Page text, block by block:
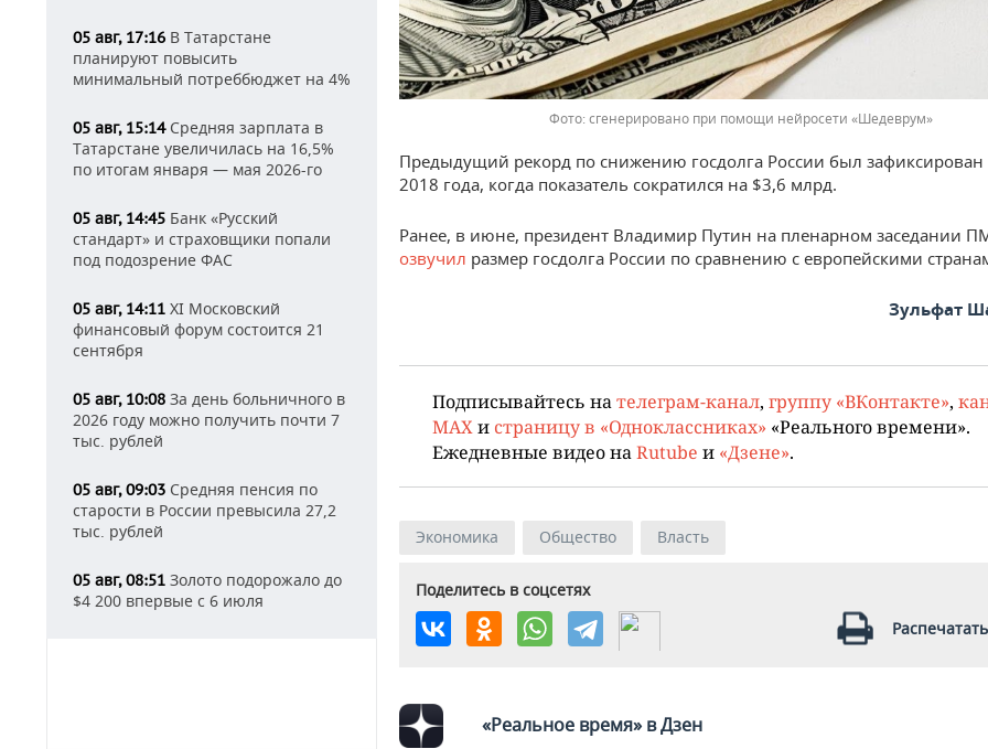
05 авг, 17:16 В Татарстане
планируют повысить
минимальный потреббюджет на 4%
05 авг, 15:14Средняя зарплата в
Татарстане увеличилась на 16,5%
по итогам января — мая 2026-го
05 авг, 14:45 Банк «Русский
стандарт» и страховщики попали
под подозрение ФАС
05 авг, 14:11 XI Московский
финансовый форум состоится 21
сентября
05 авг, 10:08 За день больничного в
2026 году можно получить почти 7
тыс. рублей
05 авг, 09:03 Средняя пенсия по
старости в России превысила 27,2
тыс. рублей
05 авг, 08:51 Золото подорожало до
$4 200 впервые с 6 июля
сгенерировано при помощи нейросети «Шедеврум»
Предыдущий рекорд по снижению госдолга России был
2018 года, когда показатель сократился на $3,6 млрд.
Ранее, в июне, президент Владимир Путин на пленарном заседании
озвучил размер госдолга России по сравнению с европейскими
Зульфат
Подписывайтесь на телеграм-канал, группу «ВКонтакте»,
MAX и страницу в «Одноклассниках» «Реального времени».
Ежедневные видео на Rutube и «Дзене».
Экономика Общество Власть
Поделитесь в соцсетях
«Реальное время» в Дзен